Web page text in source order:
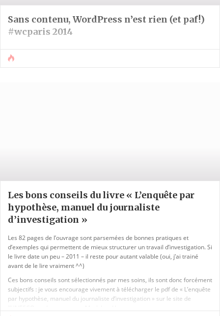
Sans contenu, WordPress n’est rien (et paf!)
#wcparis 2014
Les bons conseils du livre « L’enquête par
hypothèse, manuel du journaliste
d’investigation »
Les 82 pages de l’ouvrage sont parsemées de bonnes pratiques et
d’exemples qui permettent de mieux structurer un travail d’investigation. Si
le livre date un peu – 2011 – il reste pour autant valable (oui, j’ai trainé
avant de le lire vraiment ^^)
Ces bons conseils sont sélectionnés par mes soins, ils sont donc forcément
subjectifs : je vous encourage vivement à télécharger le pdf de « L’enquête
par hypothèse, manuel du journaliste d’investigation » sur le site de